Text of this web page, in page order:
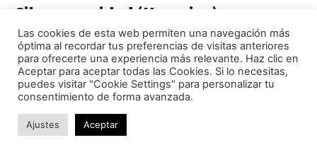
Ciberseguridad (Usuarios)
Curso de
Ciberinteligencia de
Amenazas (CTI, Nivel 1)
Curso de Concienciación
Las cookies de esta web permiten una navegación más
óptima al recordar tus preferencias de visitas anteriores
para ofrecerte una experiencia más relevante. Haz clic en
Aceptar para aceptar todas las Cookies. Si lo necesitas,
puedes visitar "Cookie Settings" para personalizar tu
consentimiento de forma avanzada.
Ajustes Aceptar